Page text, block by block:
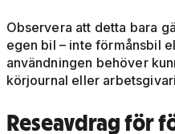
Observera att detta bara
egen bil – inte förmånsbil
användningen behöver
körjournal eller
Reseavdrag för